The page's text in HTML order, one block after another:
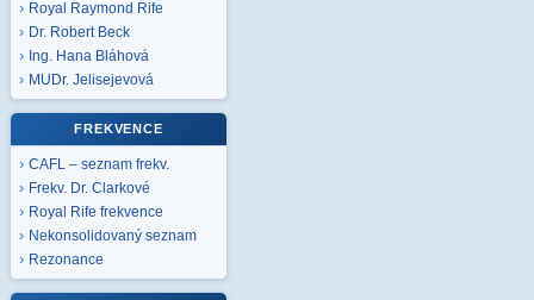
Royal Raymond Rife
Dr. Robert Beck
Ing. Hana Bláhová
MUDr. Jelisejevová
FREKVENCE
CAFL – seznam frekv.
Frekv. Dr. Clarkové
Royal Rife frekvence
Nekonsolidovaný seznam
Rezonance